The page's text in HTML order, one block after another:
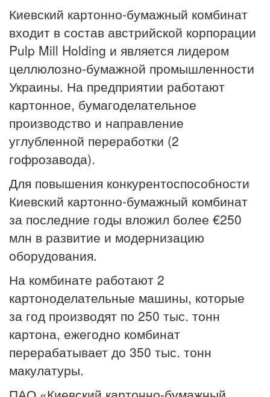
Киевский картонно-бумажный комбинат
входит в состав австрийской корпорации
Pulp Mill Holding и является лидером
целлюлозно-бумажной промышленности
Украины. На предприятии работают
картонное, бумагоделательное
производство и направление
углубленной переработки (2
гофрозавода).
Для повышения конкурентоспособности
Киевский картонно-бумажный комбинат
за последние годы вложил более €250
млн в развитие и модернизацию
оборудования.
На комбинате работают 2
картоноделательные машины, которые
за год производят по 250 тыс. тонн
картона, ежегодно комбинат
перерабатывает до 350 тыс. тонн
макулатуры.